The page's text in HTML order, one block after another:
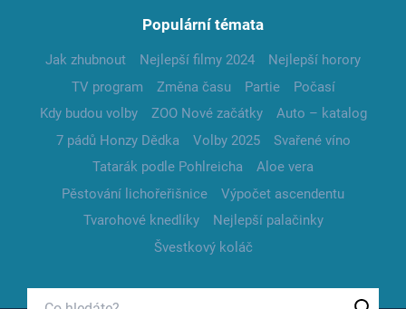
Populární témata
Jak zhubnout Nejlepší filmy 2024
Nejlepší horory
TV program
Změna času Partie
Počasí
Kdy budou volby
ZOO Nové začátky
Auto – katalog
7 pádů Honzy Dědka
Volby 2025
Svařené víno
Tatarák podle Pohlreicha
Aloe vera
Pěstování lichořeřišnice
Výpočet ascendentu
Tvarohové knedlíky
Nejlepší palačinky
Švestkový koláč